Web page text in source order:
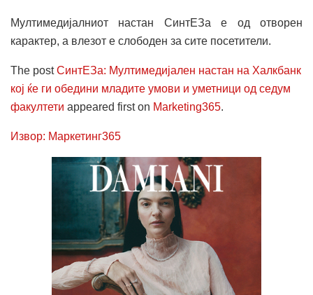
Мултимедијалниот настан СинтЕЗа е од отворен
карактер, а влезот е слободен за сите посетители.
The postСинтЕЗа: Мултимедијален настан на Халкбанк
кој ќе ги обедини младите умови и уметници од седум
факултети appeared first on Marketing365.
Извор: Маркетинг365